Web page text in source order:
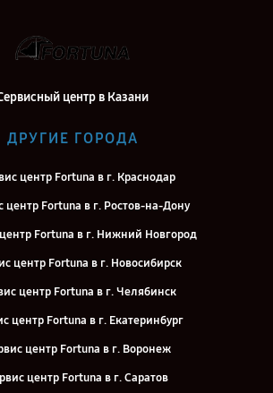
центр в Казани
ДРУГИЕ ГОРОДА
центр Fortuna в г. Краснодар
центр Fortuna в г. Ростов-на-Дону
Fortuna в г. Нижний Новгород
центр Fortuna в г. Новосибирск
центр Fortuna в г. Челябинск
центр Fortuna в г. Екатеринбург
центр Fortuna в г. Воронеж
центр Fortuna в г. Саратов